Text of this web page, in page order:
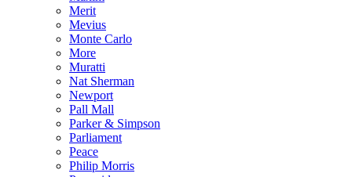
Merit
Mevius
Monte Carlo
More
Muratti
Nat Sherman
Newport
Pall Mall
Parker & Simpson
Parliament
Peace
Philip Morris